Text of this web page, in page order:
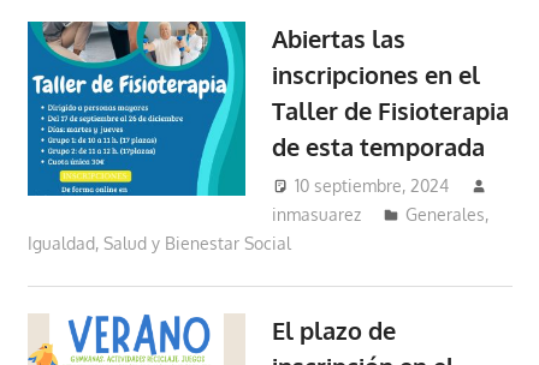
Abiertas las
inscripciones en el
Taller de Fisioterapia
de esta temporada
10 septiembre, 2024
inmasuarez
Generales,
Igualdad, Salud y Bienestar Social
El plazo de